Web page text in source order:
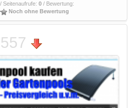
/ Seitenaufrufe: 0 / Bewertung:
Noch ohne Bewertung
557